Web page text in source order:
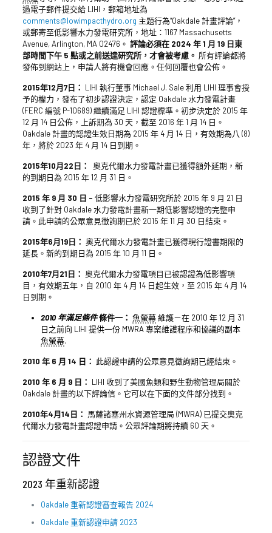
過電子郵件提交給 LIHI，郵箱地址為
comments@lowimpacthydro.org 主題行為“Oakdale 計畫評論”，
或郵寄至低影響水力發電研究所，地址：1167 Massachusetts
Avenue, Arlington, MA 02476。 評論必須在 2024 年 1 月 19 日東
部時間下午 5 點或之前送達研究所，才會被考慮。 所有評論都將
發佈到網站上，申請人將有機會回應。任何回覆也會公佈。
2015年12月7日： LIHI 執行董事 Michael J. Sale 利用 LIHI 理事會授
予的權力，發布了初步認證決定，認定 Oakdale 水力發電計畫
(FERC 編號 P-10689) 繼續滿足 LIHI 認證標準。初步決定於 2015 年
12 月 14 日公佈，上訴期為 30 天，截至 2016 年 1 月 14 日。
Oakdale 計畫的認證生效日期為 2015 年 4 月 14 日，有效期為八 (8)
年，將於 2023 年 4 月 14 日到期。
2015年10月22日： 奧克代爾水力發電計畫已獲得額外延期，新
的到期日為 2015 年 12 月 31 日。
2015 年 9 月 30 日 – 低影響水力發電研究所於 2015 年 9 月 21 日
收到了針對 Oakdale 水力發電計畫新一期低影響認證的完整申
請。此申請的公眾意見徵詢期已於 2015 年 11 月 30 日結束。
2015年6月19日： 奧克代爾水力發電計畫已獲得現行證書期限的
延長。新的到期日為 2015 年 10 月 11 日。
2010年7月21日： 奧克代爾水力發電項目已被認證為低影響項
目，有效期五年，自 2010 年 4 月 14 日起生效，至 2015 年 4 月 14
日到期。
2010 年滿足條件條件一： 魚螢幕維護－在 2010 年 12 月 31
日之前向 LIHI 提供一份 MWRA 專案維護程序和協議的副本
魚螢幕.
2010 年 6 月 14 日： 此認證申請的公眾意見徵詢期已經結束。
2010 年 6 月 9 日： LIHI 收到了美國魚類和野生動物管理局關於
Oakdale 計畫的以下評論信。它可以在下面的文件部分找到。
2010年4月14日： 馬薩諸塞州水資源管理局 (MWRA) 已提交奧克
代爾水力發電計畫認證申請。公眾評論期將持續 60 天。
認證文件
2023 年重新認證
Oakdale 重新認證審查報告 2024
Oakdale 重新認證申請 2023